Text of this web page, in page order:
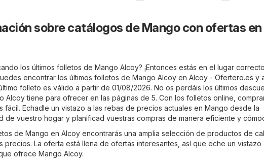
sobre catálogos de Mango con ofertas en
los últimos folletos de Mango Alcoy? ¡Entonces estás en el lugar
encontrar los últimos folletos de Mango Alcoy en Alcoy - Ofertero.es y
folleto es válido a partir de 01/08/2026. No os perdáis los últimos
Alcoy tiene para ofrecer en las páginas de 5. Con los folletos online,
fácil. Echadle un vistazo a las rebas de precios actuales en Mango desde la
de vuestro hogar y planificad vuestras compras de manera eficiente y
de Mango en Alcoy encontrarás una amplia selección de productos de
precios. La oferta está llena de ofertas interesantes, así que eche un vistazo
ofrece Mango Alcoy.